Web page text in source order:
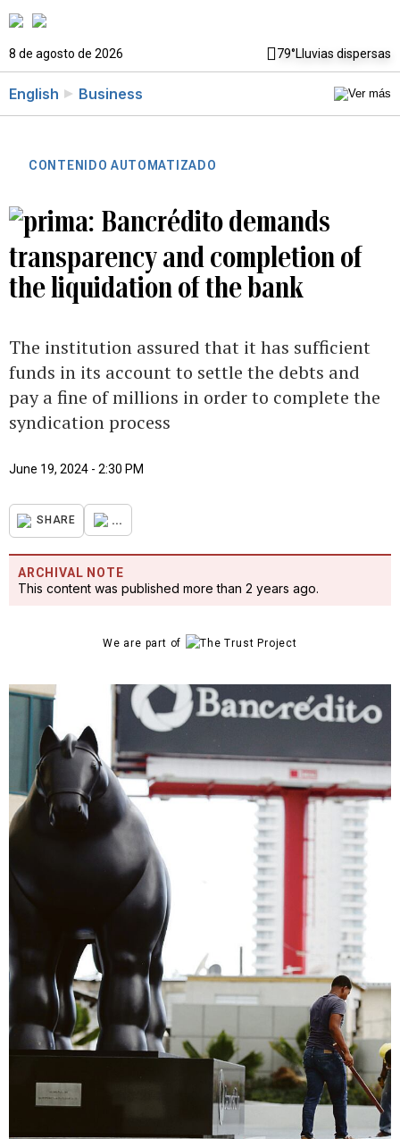
8 de agosto de 2026 79°Lluvias dispersas
English Business
CONTENIDO AUTOMATIZADO
Bancrédito demands
transparency and completion of
the liquidation of the bank
The institution assured that it has sufficient
funds in its account to settle the debts and
pay a fine of millions in order to complete the
syndication process
June 19, 2024 - 2:30 PM
SHARE ...
ARCHIVAL NOTE
This content was published more than 2 years ago.
We are part of